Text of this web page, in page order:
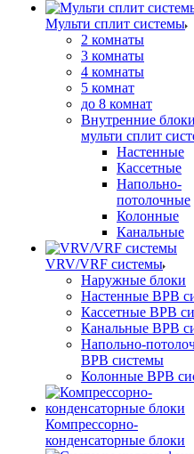
Мульти сплит системы
2 комнаты
3 комнаты
4 комнаты
5 комнат
до 8 комнат
Внутренние блоки
мульти сплит
Настенные
Кассетные
Напольно-
потолочные
Колонные
Канальные
VRV/VRF системы
Наружные блоки
Настенные ВРВ
Кассетные ВРВ
Канальные ВРВ
Напольно-
ВРВ системы
Колонные ВРВ
Компрессорно-
конденсаторные блоки